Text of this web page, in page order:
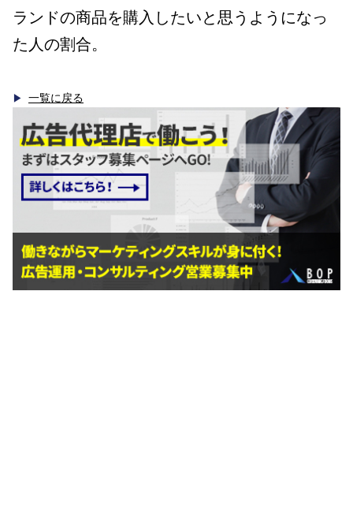
ランドの商品を購入したいと思うようになっ
た人の割合。
一覧に戻る